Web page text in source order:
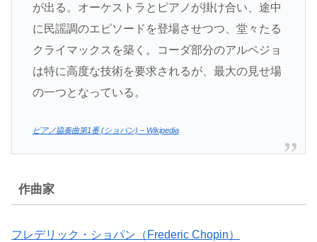
が出る。オーケストラとピアノが掛け合い、途中
に民謡調のエピソードを登場させつつ、堂々たる
クライマックスを築く。コーダ部分のアルペジョ
は特に高度な技術を要求されるが、最大の見せ場
の一つとなっている。
ピアノ協奏曲第1番 (ショパン) – Wikipedia
作曲家
フレデリック・ショパン（Frederic Chopin）